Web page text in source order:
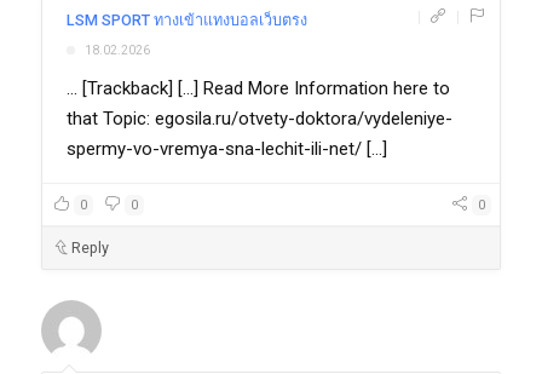
LSM SPORT ทางเข้าแทงบอลเว็บตรง
18.02.2026
... [Trackback] [...] Read More Information here to
that Topic: egosila.ru/otvety-doktora/vydeleniye-
spermy-vo-vremya-sna-lechit-ili-net/ [...]
0 0 0
Reply